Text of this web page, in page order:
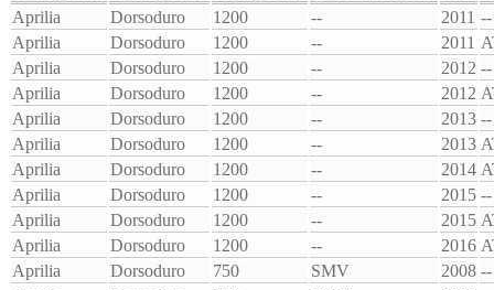
Aprilia
Dorsoduro 1200 -- 2011 --
Aprilia
Dorsoduro 1200 -- 2011
Aprilia
Dorsoduro 1200 -- 2012 --
Aprilia
Dorsoduro 1200 -- 2012
Aprilia
Dorsoduro 1200 -- 2013 --
Aprilia
Dorsoduro 1200 -- 2013
Aprilia
Dorsoduro 1200 -- 2014
Aprilia
Dorsoduro 1200 -- 2015 --
Aprilia
Dorsoduro 1200 -- 2015
Aprilia
Dorsoduro 1200 -- 2016
Aprilia
Dorsoduro 750 SMV 2008 --